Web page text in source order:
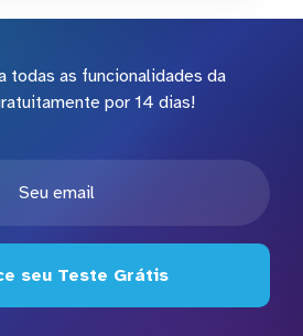
todas as funcionalidades da
por 14 dias!
seu Teste Grátis